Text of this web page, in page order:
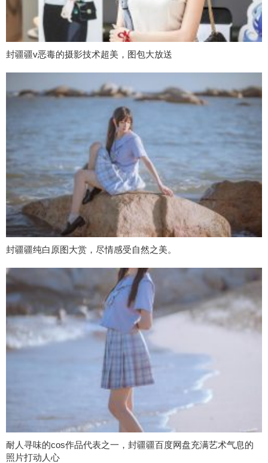
封疆疆v恶毒的摄影技术超美，图包大放送
封疆疆纯白原图大赏，尽情感受自然之美。
耐人寻味的cos作品代表之一，封疆疆百度网盘充满艺术气息的
照片打动人心